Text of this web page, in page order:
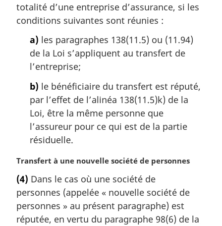
e
:
totalité d’une entreprise d’assurance, si les
conditions suivantes sont réunies :
a) les paragraphes 138(11.5) ou (11.94)
de la Loi s’appliquent au transfert de
l’entreprise;
b) le bénéficiaire du transfert est réputé,
par l’effet de l’alinéa 138(11.5)k) de la
Loi, être la même personne que
l’assureur pour ce qui est de la partie
résiduelle.
N
t
e
m
a
Transfert à une nouvelle société de personnes
(4) Dans le cas où une société de
personnes (appelée « nouvelle société de
personnes » au présent paragraphe) est
réputée, en vertu du paragraphe 98(6) de la